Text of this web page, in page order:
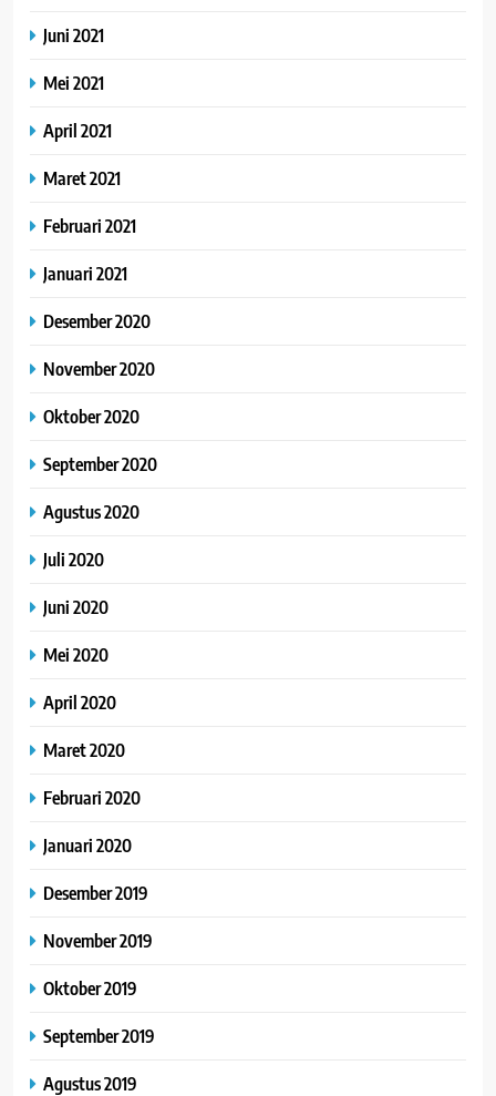
Juni 2021
Mei 2021
April 2021
Maret 2021
Februari 2021
Januari 2021
Desember 2020
November 2020
Oktober 2020
September 2020
Agustus 2020
Juli 2020
Juni 2020
Mei 2020
April 2020
Maret 2020
Februari 2020
Januari 2020
Desember 2019
November 2019
Oktober 2019
September 2019
Agustus 2019